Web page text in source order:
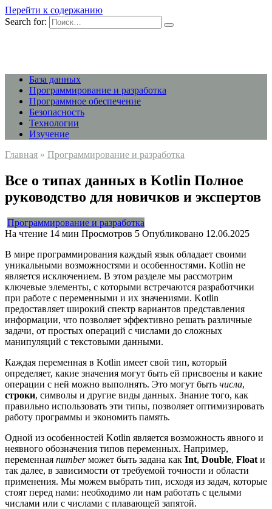
Перейти к содержанию
Search for:
База данных
Программирование и разработка
Программное обеспечение
Безопасность
Технологии
Изучение
Главная » Программирование и разработка
Все о типах данных в Kotlin Полное
руководство для новичков и экспертов
Программирование и разработка
На чтение 14 мин Просмотров 5 Опубликовано 12.06.2025
В мире программирования каждый язык обладает своими
уникальными возможностями и особенностями. Kotlin не
является исключением. В этом разделе мы рассмотрим
ключевые элементы, с которыми встречаются разработчики
при работе с переменными и их значениями. Kotlin
предоставляет широкий спектр вариантов представления
информации, что позволяет эффективно решать различные
задачи, от простых операций с числами до сложных
манипуляций с текстовыми данными.
Каждая переменная в Kotlin имеет свой тип, который
определяет, какие значения могут быть ей присвоены и какие
операции с ней можно выполнять. Это могут быть числа,
строки, символы и другие виды данных. Знание того, как
правильно использовать эти типы, позволяет оптимизировать
работу программы и экономить память.
Одной из особенностей Kotlin является возможность явного и
неявного обозначения типов переменных. Например,
переменная numberможет быть задана как Int, Double, Float и
так далее, в зависимости от требуемой точности и области
применения. Мы можем выбрать тип, исходя из задач, которые
стоят перед нами: необходимо ли нам работать с целыми
числами или с числами с плавающей запятой.